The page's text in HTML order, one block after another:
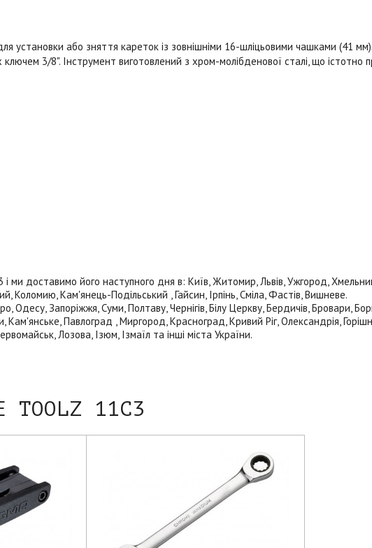
установки або зняття кареток із зовнішніми 16-шліцьовими чашками (41
3/8". Інструмент виготовлений з хром-молібденової сталі, що істотно
доставимо його наступного дня в: Київ, Житомир, Львів, Ужгород,
Коломию, Кам'янець-Подільський , Гайсин, Ірпінь, Сміла, Фастів, Вишневе.
Одесу, Запоріжжя, Суми, Полтаву, Чернігів, Білу Церкву, Бердичів, Бровари,
Кам'янське, Павлоград , Миргород, Красноград, Кривий Ріг, Олександрія,
Лозова, Ізюм, Ізмаїл та інші міста України.
11C3